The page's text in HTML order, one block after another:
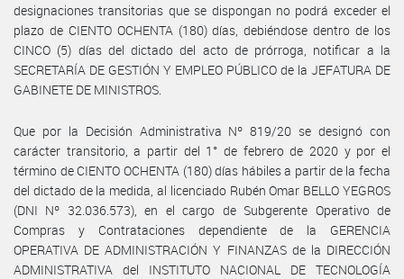
designaciones transitorias que se dispongan no podrá exceder el
plazo de CIENTO OCHENTA (180) días, debiéndose dentro de los
CINCO (5) días del dictado del acto de prórroga, notificar a la
SECRETARÍA DE GESTIÓN Y EMPLEO PÚBLICO de la JEFATURA DE
GABINETE DE MINISTROS.
Que por la Decisión Administrativa Nº 819/20 se designó con
carácter transitorio, a partir del 1° de febrero de 2020 y por el
término de CIENTO OCHENTA (180) días hábiles a partir de la fecha
del dictado de la medida, al licenciado Rubén Omar BELLO YEGROS
(DNI Nº 32.036.573), en el cargo de Subgerente Operativo de
Compras y Contrataciones dependiente de la GERENCIA
OPERATIVA DE ADMINISTRACIÓN Y FINANZAS de la DIRECCIÓN
ADMINISTRATIVA del INSTITUTO NACIONAL DE TECNOLOGÍA